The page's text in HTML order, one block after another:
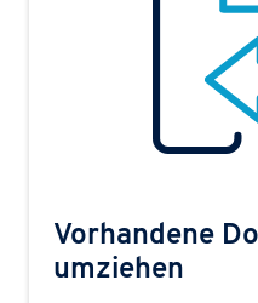
Vorhandene
umziehen